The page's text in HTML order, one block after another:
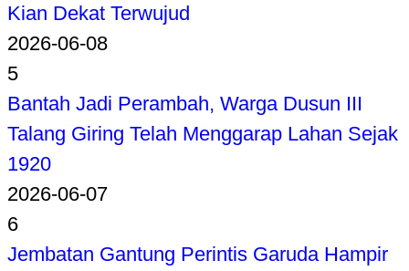
Kian Dekat Terwujud
2026-06-08
5
Bantah Jadi Perambah, Warga Dusun III
Talang Giring Telah Menggarap Lahan Sejak
1920
2026-06-07
6
Jembatan Gantung Perintis Garuda Hampir